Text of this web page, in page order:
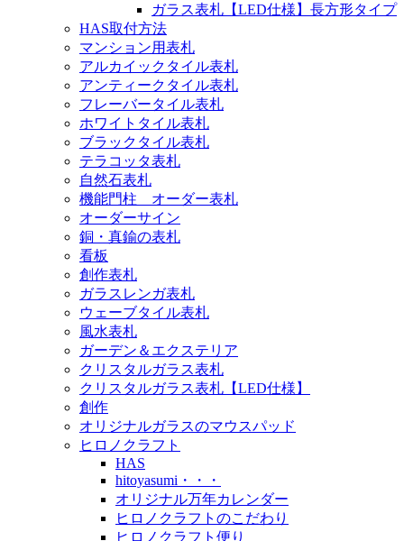
ガラス表札【LED仕様】長方形タイプ
HAS取付方法
マンション用表札
アルカイックタイル表札
アンティークタイル表札
フレーバータイル表札
ホワイトタイル表札
ブラックタイル表札
テラコッタ表札
自然石表札
機能門柱 オーダー表札
オーダーサイン
銅・真鍮の表札
看板
創作表札
ガラスレンガ表札
ウェーブタイル表札
風水表札
ガーデン＆エクステリア
クリスタルガラス表札
クリスタルガラス表札【LED仕様】
創作
オリジナルガラスのマウスパッド
ヒロノクラフト
HAS
hitoyasumi・・・
オリジナル万年カレンダー
ヒロノクラフトのこだわり
ヒロノクラフト便り